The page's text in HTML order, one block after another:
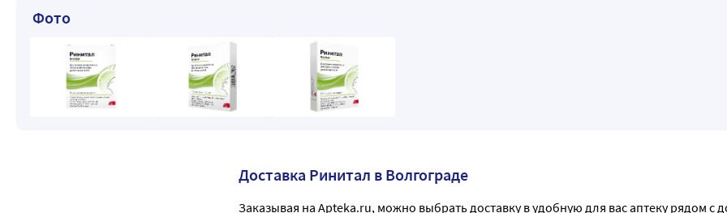
Фото
Доставка Ринитал в Волгограде
Заказывая на Apteka.ru, можно выбрать доставку в удобную для вас аптеку рядом с